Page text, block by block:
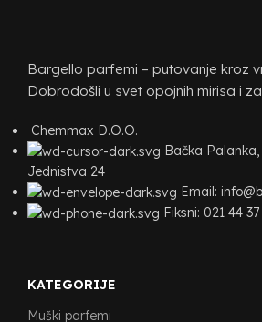
Bargello parfemi – putovanje kroz
Dobrodošli u svet opojnih mirisa i
Chemmax D.O.O.
Bačka
Jednistva 24
Email:
Fiksni: 021 44
KATEGORIJE
Muški parfemi